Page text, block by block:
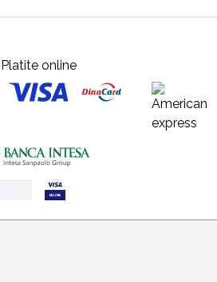
Platite online